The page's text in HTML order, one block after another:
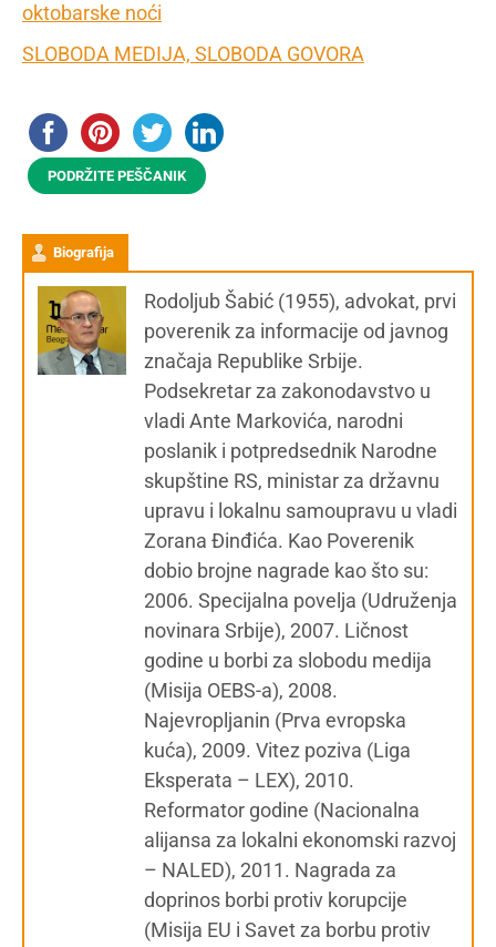
oktobarske noći
SLOBODA MEDIJA, SLOBODA GOVORA
PODRŽITE PEŠČANIK
Biografija
Rodoljub Šabić (1955), advokat, prvi
poverenik za informacije od javnog
značaja Republike Srbije.
Podsekretar za zakonodavstvo u
vladi Ante Markovića, narodni
poslanik i potpredsednik Narodne
skupštine RS, ministar za državnu
upravu i lokalnu samoupravu u vladi
Zorana Đinđića. Kao Poverenik
dobio brojne nagrade kao što su:
2006. Specijalna povelja (Udruženja
novinara Srbije), 2007. Ličnost
godine u borbi za slobodu medija
(Misija OEBS-a), 2008.
Najevropljanin (Prva evropska
kuća), 2009. Vitez poziva (Liga
Eksperata – LEX), 2010.
Reformator godine (Nacionalna
alijansa za lokalni ekonomski razvoj
– NALED), 2011. Nagrada za
doprinos borbi protiv korupcije
(Misija EU i Savet za borbu protiv